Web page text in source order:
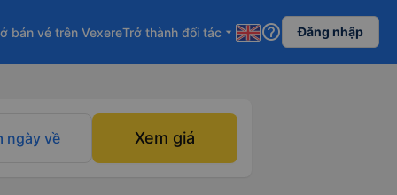
bán vé trên VexereTrở thành đối tác arrow_drop_down help_outline Đăng nhập
ngày về Xem giá